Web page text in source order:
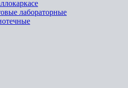
лабораторные